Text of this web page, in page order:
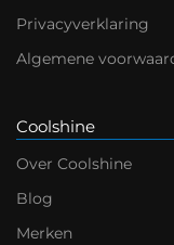
Privacyverklaring
Algemene
Coolshine
Over Coolshine
Blog
Merken